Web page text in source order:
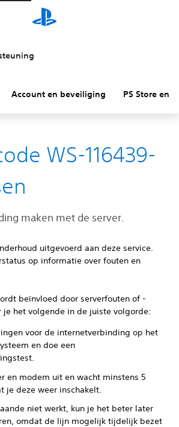
Account en beveiliging PS Store en
WS-116439-
maken met de server.
uitgevoerd aan deze service.
op informatie over fouten en
beïnvloed door serverfouten of -
je het volgende in de juiste volgorde:
voor de internetverbinding op het
en doe een
en modem uit en wacht minstens 5
je deze weer inschakelt.
niet werkt, kun je het beter later
omdat de lijn mogelijk tijdelijk bezet